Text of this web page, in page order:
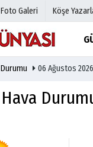
Foto Galeri Köşe
Hava
Anketler
06 Ağustos